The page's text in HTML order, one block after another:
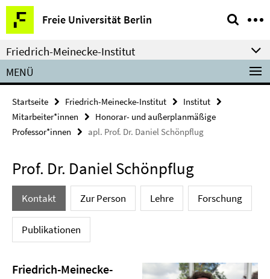
Springe
direkt
zu
Inhalt
Freie Universität Berlin
Service-
Navigation
Friedrich-Meinecke-Institut
MENÜ
Startseite Friedrich-Meinecke-Institut
Institut
Mitarbeiter*innen
Honorar- und außerplanmäßige
Professor*innen
apl. Prof. Dr. Daniel Schönpflug
Prof. Dr. Daniel Schönpflug
Kontakt Zur Person Lehre Forschung
Publikationen
Friedrich-Meinecke-